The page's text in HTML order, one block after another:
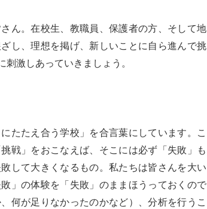
ん。在校生、教職員、保護者の方、そして地
し、理想を掲げ、新しいことに自ら進んで挑
激しあっていきましょう。
たたえ合う学校」を合言葉にしています。こ
戦」をおこなえば、そこには必ず「失敗」も
して大きくなるもの。私たちは皆さんを大い
」の体験を「失敗」のままほうっておくので
何が足りなかったのかなど）、分析を行うこ